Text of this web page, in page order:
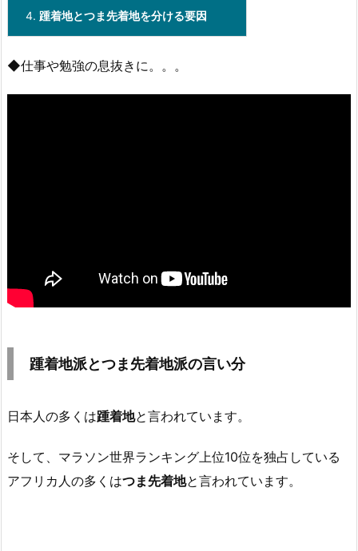
4. 踵着地とつま先着地を分ける要因
◆仕事や勉強の息抜きに。。。
踵着地派とつま先着地派の言い分
日本人の多くは踵着地と言われています。
そして、マラソン世界ランキング上位10位を独占している
アフリカ人の多くはつま先着地と言われています。